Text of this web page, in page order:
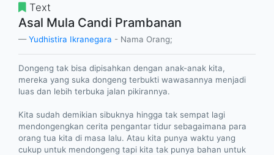
Text
Asal Mula Candi Prambanan
Yudhistira Ikranegara - Nama Orang;
Dongeng tak bisa dipisahkan dengan anak-anak kita,
mereka yang suka dongeng terbukti wawasannya menjadi
luas dan lebih terbuka jalan pikirannya.
Kita sudah demikian sibuknya hingga tak sempat lagi
mendongengkan cerita pengantar tidur sebagaimana para
orang tua kita di masa lalu. Atau kita punya waktu yang
cukup untuk mendongeng tapi kita tak punya bahan untuk